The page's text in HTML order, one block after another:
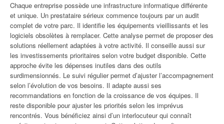
Chaque entreprise possède une infrastructure informatique différente
et unique. Un prestataire sérieux commence toujours par un audit
complet de votre parc. Il identifie les équipements vieillissants et les
logiciels obsolètes à remplacer. Cette analyse permet de proposer des
solutions réellement adaptées à votre activité. Il conseille aussi sur
les investissements prioritaires selon votre budget disponible. Cette
approche évite les dépenses inutiles dans des outils
surdimensionnés. Le suivi régulier permet d’ajuster l’accompagnement
selon l’évolution de vos besoins. Il adapte aussi ses
recommandations en fonction de la croissance de vos équipes. Il
reste disponible pour ajuster les priorités selon les imprévus
rencontrés. Vous bénéficiez ainsi d’un interlocuteur qui connaît